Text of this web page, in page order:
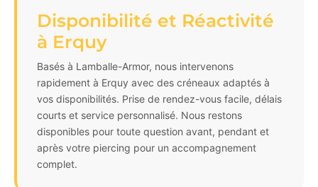
Disponibilité et Réactivité
à Erquy
Basés à Lamballe-Armor, nous intervenons
rapidement à Erquy avec des créneaux adaptés à
vos disponibilités. Prise de rendez-vous facile, délais
courts et service personnalisé. Nous restons
disponibles pour toute question avant, pendant et
après votre piercing pour un accompagnement
complet.